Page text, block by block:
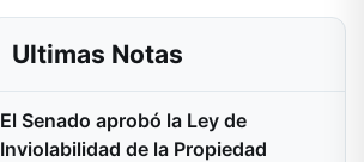
Ultimas Notas
El Senado aprobó la Ley de
Inviolabilidad de la Propiedad